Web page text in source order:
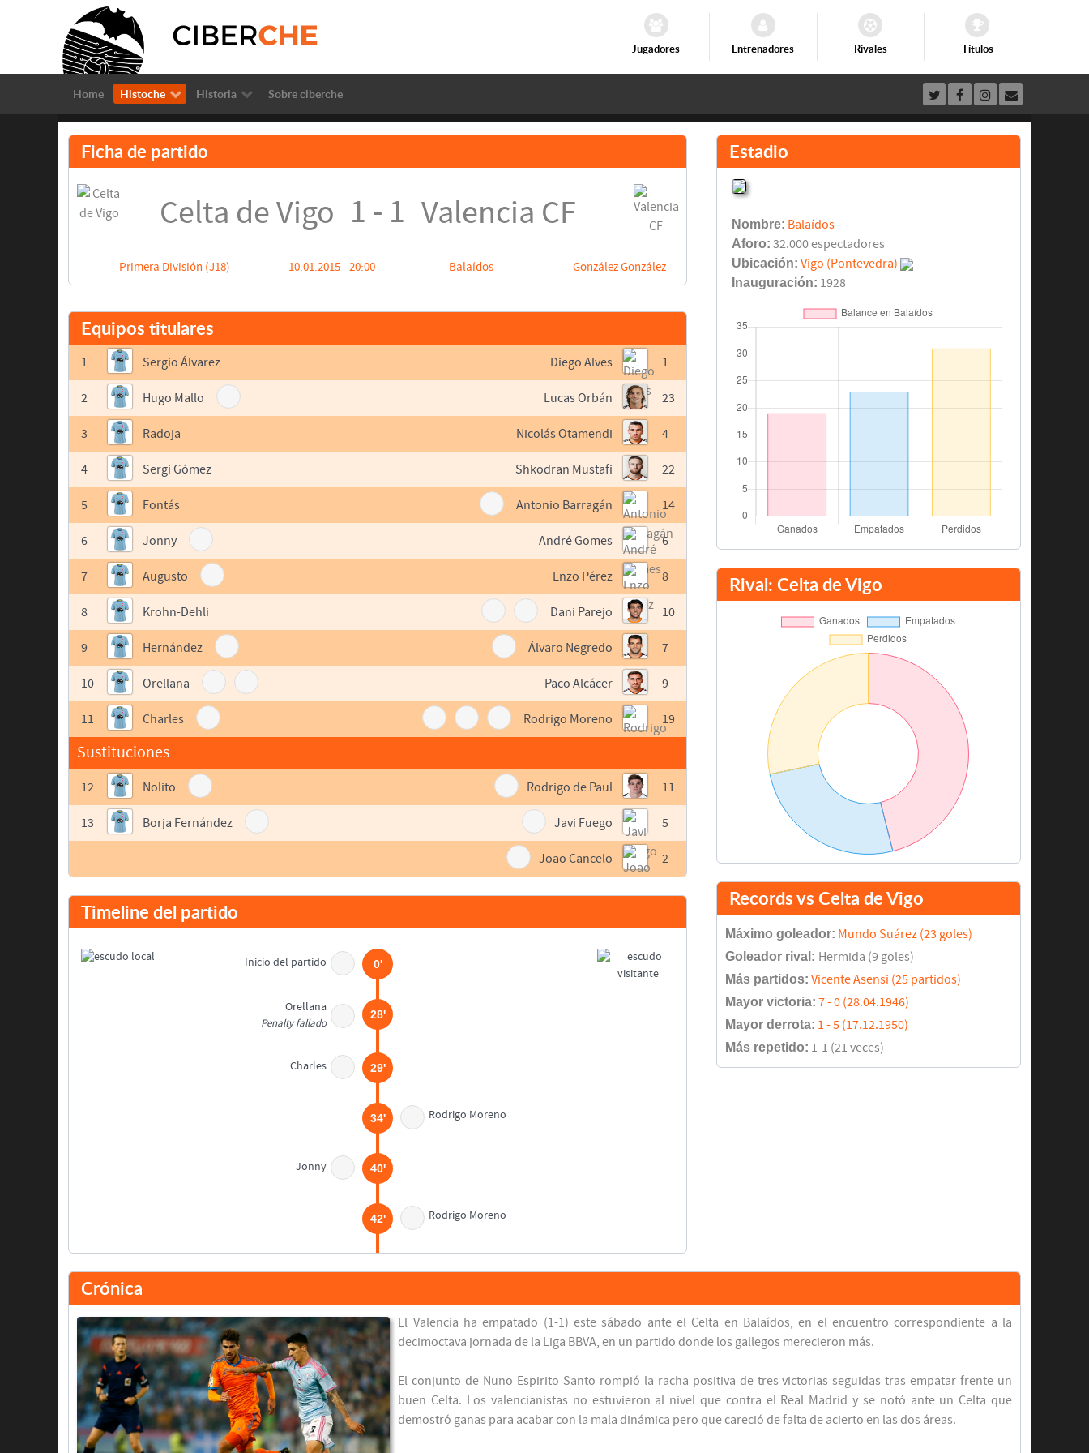
Jugadores Entrenadores Rivales Títulos
Home Histoche Historia Sobre ciberche
Ficha de partido
Celta de Vigo 1 - 1 Valencia CF
Primera División (J18) 10.01.2015 - 20:00 Balaídos González González
Equipos titulares
1 Sergio Álvarez
2 Hugo Mallo
3 Radoja
4 Sergi Gómez
5 Fontás
6 Jonny
7 Augusto
8 Krohn-Dehli
9 Hernández
10 Orellana
11 Charles
Sustituciones
12 Nolito
13 Borja Fernández
1
Diego Alves
23
Lucas Orbán
4
Nicolás Otamendi
22
Shkodran Mustafi
14
Antonio Barragán
6
André Gomes
8
Enzo Pérez
10
Dani Parejo
7
Álvaro Negredo
9
Paco Alcácer
19
Rodrigo Moreno
11
Rodrigo de Paul
5
Javi Fuego
2
Joao Cancelo
Timeline del partido
Inicio del partido 0'
Orellana
Penalty fallado
28'
Charles 29'
Rodrigo Moreno
34'
Jonny 40'
Rodrigo Moreno
42'
45'
Hugo Mallo
46'
Orellana 60'
Rodrigo de Paul
Álvaro Negredo
64'
Estadio
Nombre: Balaídos
Aforo: 32.000 espectadores
Ubicación: Vigo (Pontevedra)
Inauguración: 1928
Rival: Celta de Vigo
Records vs Celta de Vigo
Máximo goleador: Mundo Suárez (23 goles)
Goleador rival: Hermida (9 goles)
Más partidos: Vicente Asensi (25 partidos)
Mayor victoria: 7 - 0 (28.04.1946)
Mayor derrota: 1 - 5 (17.12.1950)
Más repetido: 1-1 (21 veces)
Crónica
El Valencia ha empatado (1-1) este sábado ante el Celta en Balaídos, en el encuentro correspondiente a la
decimoctava jornada de la Liga BBVA, en un partido donde los gallegos merecieron más.
El conjunto de Nuno Espirito Santo rompió la racha positiva de tres victorias seguidas tras empatar frente un
buen Celta. Los valencianistas no estuvieron al nivel que contra el Real Madrid y se notó ante un Celta que
demostró ganas para acabar con la mala dinámica pero que careció de falta de acierto en las dos áreas.